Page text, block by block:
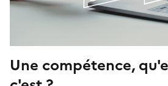
Une compétence,